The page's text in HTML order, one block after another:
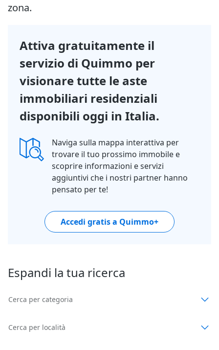
zona.
Attiva gratuitamente il
servizio di Quimmo per
visionare tutte le aste
immobiliari residenziali
disponibili oggi in Italia.
Naviga sulla mappa interattiva per
trovare il tuo prossimo immobile e
scoprire informazioni e servizi
aggiuntivi che i nostri partner hanno
pensato per te!
Accedi gratis a Quimmo+
Espandi la tua ricerca
Cerca per categoria
Cerca per località